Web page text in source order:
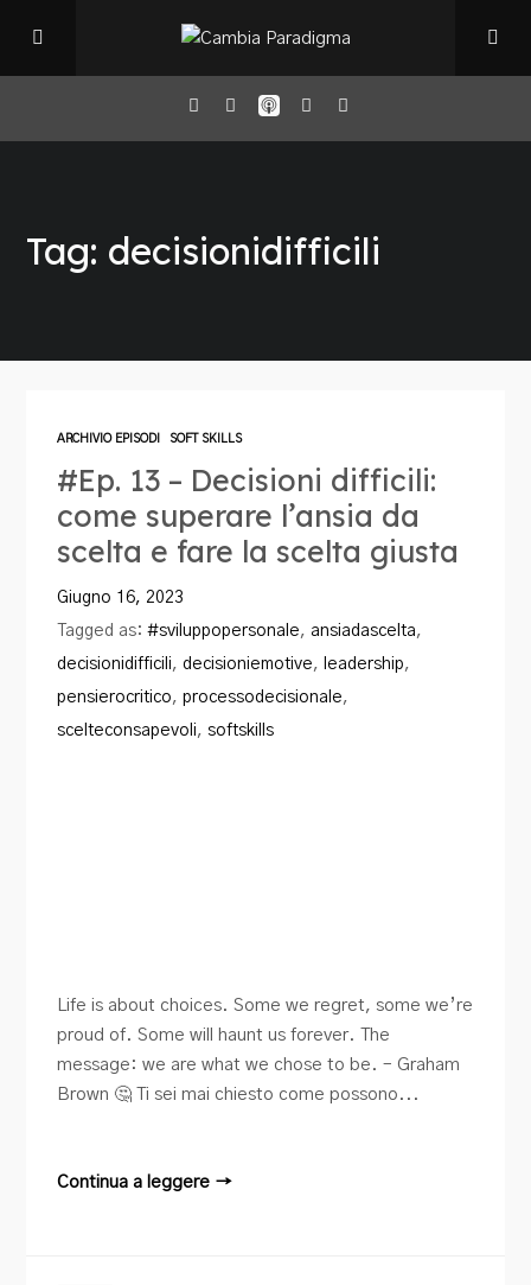
Il Podcast
Book Club
Blog
Contatti
Tag: decisionidifficili
ARCHIVIO EPISODI SOFT SKILLS
#Ep. 13 – Decisioni difficili:
come superare l’ansia da
scelta e fare la scelta giusta
Giugno 16, 2023
Tagged as:#sviluppopersonale, ansiadascelta,
decisionidifficili,decisioniemotive, leadership,
pensierocritico,processodecisionale,
scelteconsapevoli,softskills
Life is about choices. Some we regret, some we’re
proud of. Some will haunt us forever. The
message: we are what we chose to be. – Graham
Brown 🤔 Ti sei mai chiesto come possono...
Continua a leggere →